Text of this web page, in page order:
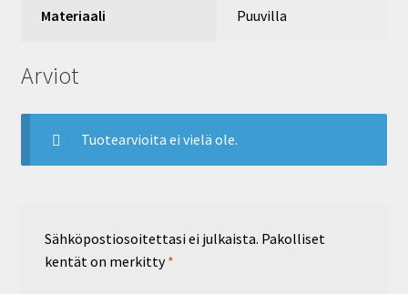
Materiaali Puuvilla
Arviot
Tuotearvioita ei vielä ole.
Sähköpostiosoitettasi ei julkaista. Pakolliset
kentät on merkitty*